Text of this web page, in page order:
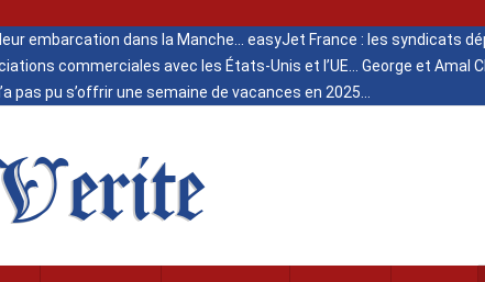
embarcation dans la Manche
easyJet France : les syndicats
commerciales avec les États-Unis et l’UE
George et Amal
pas pu s’offrir une semaine de vacances en 2025